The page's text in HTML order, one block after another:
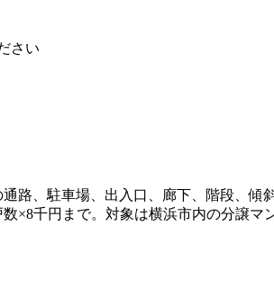
さい
路、駐車場、出入口、廊下、階段、
×8千円まで。対象は横浜市内の分譲